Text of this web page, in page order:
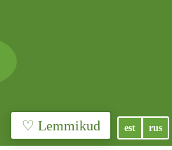
♡ Lemmikud est rus